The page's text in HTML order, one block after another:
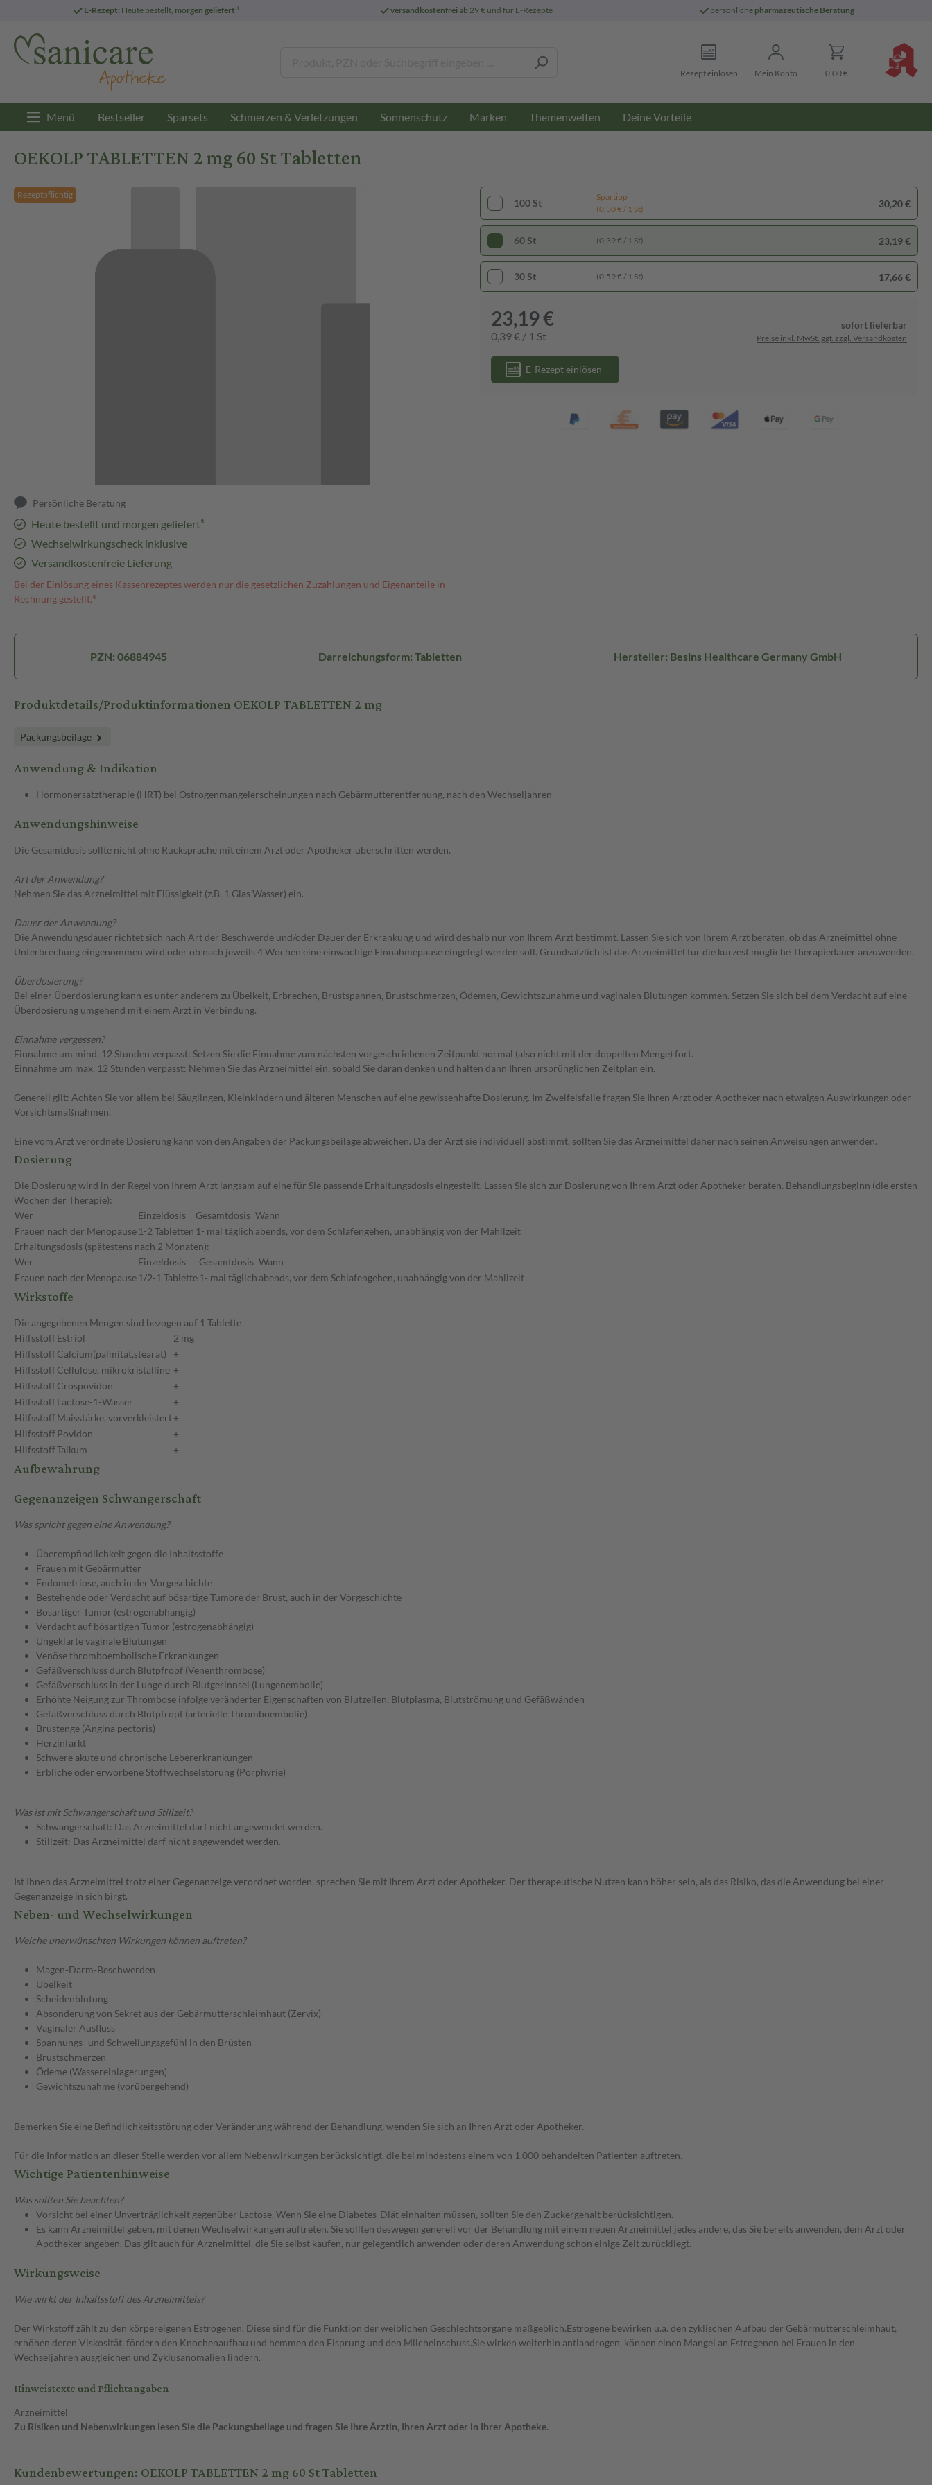
E-Rezept: Heute bestellt, morgen geliefert3 versandkostenfreiab 29 € und für E-Rezepte persönliche pharmazeutische Beratung
Rezept einlösen Mein Konto 0,00 €
Menü Bestseller Sparsets Schmerzen & Verletzungen Sonnenschutz Marken Themenwelten Deine Vorteile
OEKOLP TABLETTEN 2 mg 60 St Tabletten
Rezeptpflichtig
Persönliche Beratung
Heute bestellt und morgen geliefert³
Wechselwirkungscheck inklusive
Versandkostenfreie Lieferung
Bei der Einlösung eines Kassenrezeptes werden nur die gesetzlichen Zuzahlungen und Eigenanteile in
Rechnung gestellt.⁴
100 St
Spartipp
(0,30 € / 1 St)
30,20 €
60 St (0,39 € / 1 St) 23,19 €
30 St (0,59 € / 1 St) 17,66 €
23,19 €
0,39 € / 1 St
sofort lieferbar
Preise inkl. MwSt. ggf. zzgl. Versandkosten
E-Rezept einlösen
PZN: 06884945 Darreichungsform: Tabletten Hersteller: Besins Healthcare Germany GmbH
Produktdetails/Produktinformationen OEKOLP TABLETTEN 2 mg
Packungsbeilage
Anwendung & Indikation
Hormonersatztherapie (HRT) bei Östrogenmangelerscheinungen nach Gebärmutterentfernung, nach den Wechseljahren
Anwendungshinweise
Die Gesamtdosis sollte nicht ohne Rücksprache mit einem Arzt oder Apotheker überschritten werden.
Art der Anwendung?
Nehmen Sie das Arzneimittel mit Flüssigkeit (z.B. 1 Glas Wasser) ein.
Dauer der Anwendung?
Die Anwendungsdauer richtet sich nach Art der Beschwerde und/oder Dauer der Erkrankung und wird deshalb nur von Ihrem Arzt bestimmt. Lassen Sie sich von Ihrem Arzt beraten, ob das Arzneimittel ohne
Unterbrechung eingenommen wird oder ob nach jeweils 4 Wochen eine einwöchige Einnahmepause eingelegt werden soll. Grundsätzlich ist das Arzneimittel für die kürzest mögliche Therapiedauer anzuwenden.
Überdosierung?
Bei einer Überdosierung kann es unter anderem zu Übelkeit, Erbrechen, Brustspannen, Brustschmerzen, Ödemen, Gewichtszunahme und vaginalen Blutungen kommen. Setzen Sie sich bei dem Verdacht auf eine
Überdosierung umgehend mit einem Arzt in Verbindung.
Einnahme vergessen?
Einnahme um mind. 12 Stunden verpasst: Setzen Sie die Einnahme zum nächsten vorgeschriebenen Zeitpunkt normal (also nicht mit der doppelten Menge) fort.
Einnahme um max. 12 Stunden verpasst: Nehmen Sie das Arzneimittel ein, sobald Sie daran denken und halten dann Ihren ursprünglichen Zeitplan ein.
Generell gilt: Achten Sie vor allem bei Säuglingen, Kleinkindern und älteren Menschen auf eine gewissenhafte Dosierung. Im Zweifelsfalle fragen Sie Ihren Arzt oder Apotheker nach etwaigen Auswirkungen oder
Vorsichtsmaßnahmen.
Eine vom Arzt verordnete Dosierung kann von den Angaben der Packungsbeilage abweichen. Da der Arzt sie individuell abstimmt, sollten Sie das Arzneimittel daher nach seinen Anweisungen anwenden.
Dosierung
Die Dosierung wird in der Regel von Ihrem Arzt langsam auf eine für Sie passende Erhaltungsdosis eingestellt. Lassen Sie sich zur Dosierung von Ihrem Arzt oder Apotheker beraten. Behandlungsbeginn (die ersten
Wochen der Therapie):
Wer
Einzeldosis Gesamtdosis Wann
Frauen nach der Menopause 1-2 Tabletten 1- mal täglich abends, vor dem Schlafengehen, unabhängig von der Mahllzeit
Erhaltungsdosis (spätestens nach 2 Monaten):
Wer
Einzeldosis Gesamtdosis Wann
Frauen nach der Menopause 1/2-1 Tablette 1- mal täglich abends, vor dem Schlafengehen, unabhängig von der Mahllzeit
Wirkstoffe
Die angegebenen Mengen sind bezogen auf 1 Tablette
HilfsstoffEstriol
2 mg
HilfsstoffCalcium(palmitat,stearat)
+
HilfsstoffCellulose, mikrokristalline +
HilfsstoffCrospovidon
+
HilfsstoffLactose-1-Wasser
+
HilfsstoffMaisstärke, vorverkleistert+
HilfsstoffPovidon
+
HilfsstoffTalkum +
Aufbewahrung
Gegenanzeigen Schwangerschaft
Was spricht gegen eine Anwendung?
Überempfindlichkeit gegen die Inhaltsstoffe
Frauen mit Gebärmutter
Endometriose, auch in der Vorgeschichte
Bestehende oder Verdacht auf bösartige Tumore der Brust, auch in der Vorgeschichte
Bösartiger Tumor (estrogenabhängig)
Verdacht auf bösartigen Tumor (estrogenabhängig)
Ungeklärte vaginale Blutungen
Venöse thromboembolische Erkrankungen
Gefäßverschluss durch Blutpfropf (Venenthrombose)
Gefäßverschluss in der Lunge durch Blutgerinnsel (Lungenembolie)
Erhöhte Neigung zur Thrombose infolge veränderter Eigenschaften von Blutzellen, Blutplasma, Blutströmung und Gefäßwänden
Gefäßverschluss durch Blutpfropf (arterielle Thromboembolie)
Brustenge (Angina pectoris)
Herzinfarkt
Schwere akute und chronische Lebererkrankungen
Erbliche oder erworbene Stoffwechselstörung (Porphyrie)
Was ist mit Schwangerschaft und Stillzeit?
Schwangerschaft: Das Arzneimittel darf nicht angewendet werden.
Stillzeit: Das Arzneimittel darf nicht angewendet werden.
Ist Ihnen das Arzneimittel trotz einer Gegenanzeige verordnet worden, sprechen Sie mit Ihrem Arzt oder Apotheker. Der therapeutische Nutzen kann höher sein, als das Risiko, das die Anwendung bei einer
Gegenanzeige in sich birgt.
Neben- und Wechselwirkungen
Welche unerwünschten Wirkungen können auftreten?
Magen-Darm-Beschwerden
Übelkeit
Scheidenblutung
Absonderung von Sekret aus der Gebärmutterschleimhaut (Zervix)
Vaginaler Ausfluss
Spannungs- und Schwellungsgefühl in den Brüsten
Brustschmerzen
Ödeme (Wassereinlagerungen)
Gewichtszunahme (vorübergehend)
Bemerken Sie eine Befindlichkeitsstörung oder Veränderung während der Behandlung, wenden Sie sich an Ihren Arzt oder Apotheker.
Für die Information an dieser Stelle werden vor allem Nebenwirkungen berücksichtigt, die bei mindestens einem von 1.000 behandelten Patienten auftreten.
Wichtige Patientenhinweise
Was sollten Sie beachten?
Vorsicht bei einer Unverträglichkeit gegenüber Lactose. Wenn Sie eine Diabetes-Diät einhalten müssen, sollten Sie den Zuckergehalt berücksichtigen.
Es kann Arzneimittel geben, mit denen Wechselwirkungen auftreten. Sie sollten deswegen generell vor der Behandlung mit einem neuen Arzneimittel jedes andere, das Sie bereits anwenden, dem Arzt oder
Apotheker angeben. Das gilt auch für Arzneimittel, die Sie selbst kaufen, nur gelegentlich anwenden oder deren Anwendung schon einige Zeit zurückliegt.
Wirkungsweise
Wie wirkt der Inhaltsstoff des Arzneimittels?
Der Wirkstoff zählt zu den körpereigenen Estrogenen. Diese sind für die Funktion der weiblichen Geschlechtsorgane maßgeblich.Estrogene bewirken u.a. den zyklischen Aufbau der Gebärmutterschleimhaut,
erhöhen deren Viskosität, fördern den Knochenaufbau und hemmen den Eisprung und den Milcheinschuss.Sie wirken weiterhin antiandrogen, können einen Mangel an Estrogenen bei Frauen in den
Wechseljahren ausgleichen und Zyklusanomalien lindern.
Hinweistexte und Pflichtangaben
Arzneimittel
Zu Risiken und Nebenwirkungen lesen Sie die Packungsbeilage und fragen Sie Ihre Ärztin, Ihren Arzt oder in Ihrer Apotheke.
Kundenbewertungen: OEKOLP TABLETTEN 2 mg 60 St Tabletten